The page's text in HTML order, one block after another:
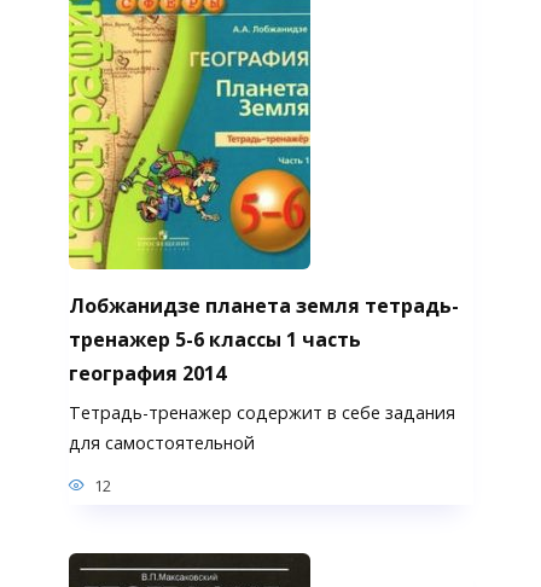
Лобжанидзе планета земля тетрадь-
тренажер 5-6 классы 1 часть
география 2014
Тетрадь-тренажер содержит в себе задания
для самостоятельной
12